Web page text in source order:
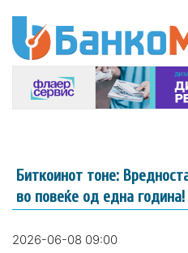
Биткоинот тоне:
во повеќе од една година!
2026-06-08 09:00